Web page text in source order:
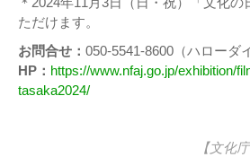
ただけます。
お問合せ： 050-5541-8600（ハローダ
HP： https://www.nfaj.go.jp/exhibition/
tasaka2024/
【文化庁